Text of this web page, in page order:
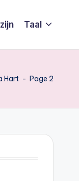
Taal
Hart - Page 2